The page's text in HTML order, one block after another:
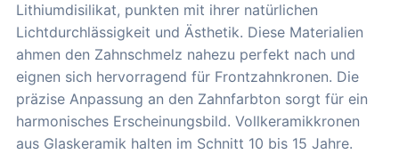
Lithiumdisilikat, punkten mit ihrer natürlichen
Lichtdurchlässigkeit und Ästhetik. Diese Materialien
ahmen den Zahnschmelz nahezu perfekt nach und
eignen sich hervorragend für Frontzahnkronen. Die
präzise Anpassung an den Zahnfarbton sorgt für ein
harmonisches Erscheinungsbild. Vollkeramikkronen
aus Glaskeramik halten im Schnitt 10 bis 15 Jahre.